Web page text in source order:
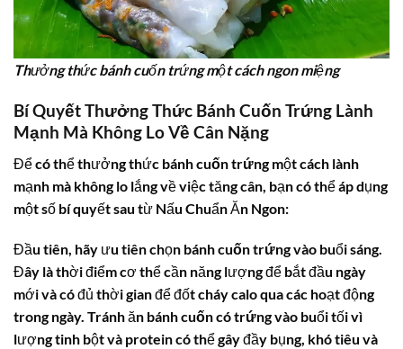
Thưởng thức bánh cuốn trứng một cách ngon miệng
Bí Quyết Thưởng Thức Bánh Cuốn Trứng Lành
Mạnh Mà Không Lo Về Cân Nặng
Để có thể thưởng thức bánh cuốn trứngmột cách lành
mạnh mà không lo lắng về việc tăng cân, bạn có thể áp dụng
một số bí quyết sau từ Nấu Chuẩn Ăn Ngon:
Đầu tiên, hãy ưu tiên chọn bánh cuốn trứngvào buổi sáng.
Đây là thời điểm cơ thể cần năng lượng để bắt đầu ngày
mới và có đủ thời gian để đốt cháy calo qua các hoạt động
trong ngày. Tránh ăn bánh cuốn có trứngvào buổi tối vì
lượng tinh bột và protein có thể gây đầy bụng, khó tiêu và